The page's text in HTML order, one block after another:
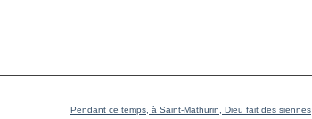
Pendant ce temps, à Saint-Mathurin, Dieu fait des siennes